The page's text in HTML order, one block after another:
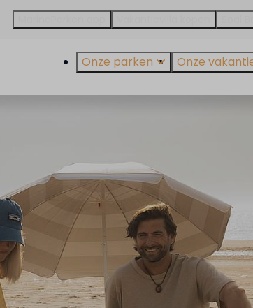
Onze parken Onze